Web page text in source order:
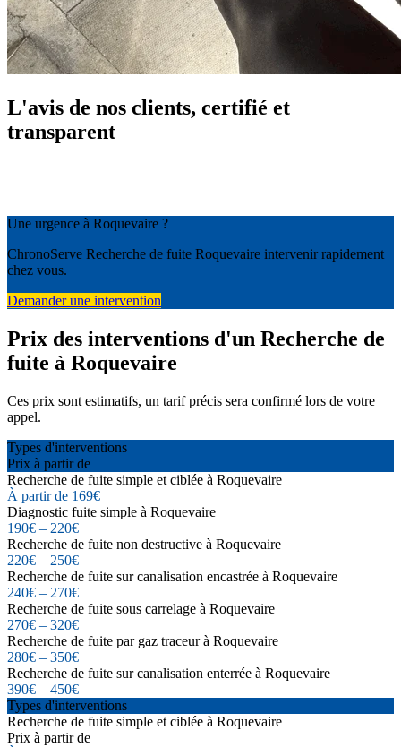
L'avis de nos clients, certifié et
transparent
Une urgence à Roquevaire ?
ChronoServe Recherche de fuite Roquevaire intervenir rapidement
chez vous.
Demander une intervention
Prix des interventions d'un Recherche de
fuite à Roquevaire
Ces prix sont estimatifs, un tarif précis sera confirmé lors de votre
appel.
Types d'interventions
Prix à partir de
Recherche de fuite simple et ciblée à Roquevaire
À partir de 169€
Diagnostic fuite simple à Roquevaire
190€ – 220€
Recherche de fuite non destructive à Roquevaire
220€ – 250€
Recherche de fuite sur canalisation encastrée à Roquevaire
240€ – 270€
Recherche de fuite sous carrelage à Roquevaire
270€ – 320€
Recherche de fuite par gaz traceur à Roquevaire
280€ – 350€
Recherche de fuite sur canalisation enterrée à Roquevaire
390€ – 450€
Types d'interventions
Recherche de fuite simple et ciblée à Roquevaire
Prix à partir de